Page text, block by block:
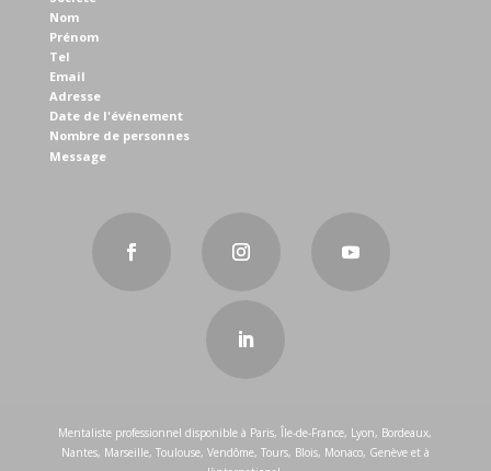
Nom
Prénom
Tel
Email
Adresse
Date de l'événement
Nombre de personnes
Message
Mentaliste professionnel disponible à Paris, Île-de-France, Lyon, Bordeaux,
Nantes, Marseille, Toulouse, Vendôme, Tours, Blois, Monaco, Genève et à